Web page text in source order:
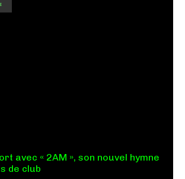
avec « 2AM », son nouvel hymne
de club